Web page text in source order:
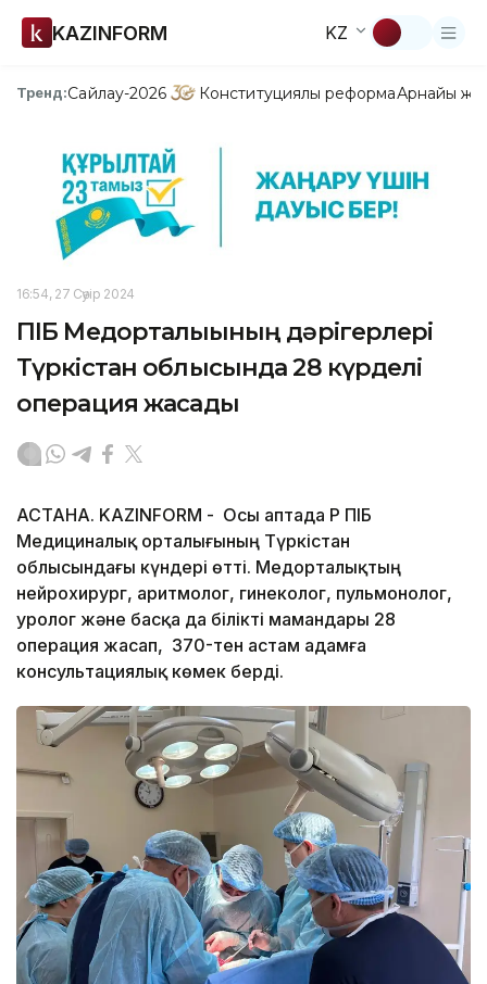
KAZINFORM KZ
Тренд:Сайлау-2026 Конституциялық реформаАрнайы
16:54, 27 Сәуір 2024
ПІБ Медорталығының дәрігерлері
Түркістан облысында 28 күрделі
операция жасады
АСТАНА. KAZINFORM - Осы аптада ҚР ПІБ
Медициналық орталығының Түркістан
облысындағы күндері өтті. Медорталықтың
нейрохирург, аритмолог, гинеколог, пульмонолог,
уролог және басқа да білікті мамандары 28
операция жасап, 370-тен астам адамға
консультациялық көмек берді.